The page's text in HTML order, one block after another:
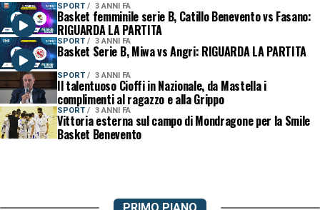
SPORT 3 ANNI FA
Basket femminile serie B, Catillo Benevento vs Fasano:
RIGUARDA LA PARTITA
SPORT 3 ANNI FA
Basket Serie B, Miwa vs Angri: RIGUARDA LA PARTITA
SPORT 3 ANNI FA
Il talentuoso Cioffi in Nazionale, da Mastella i
complimenti al ragazzo e alla Grippo
SPORT 3 ANNI FA
Vittoria esterna sul campo di Mondragone per la Smile
Basket Benevento